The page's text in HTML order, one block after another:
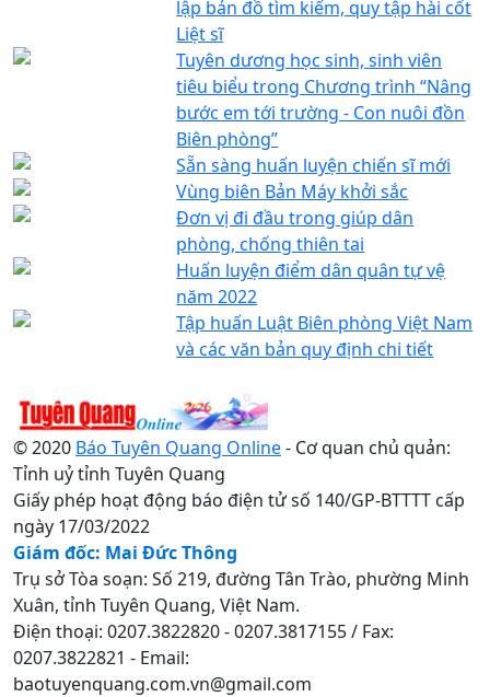
lập bản đồ tìm kiếm, quy tập hài cốt
Liệt sĩ
Tuyên dương học sinh, sinh viên
tiêu biểu trong Chương trình “Nâng
bước em tới trường - Con nuôi đồn
Biên phòng”
Sẵn sàng huấn luyện chiến sĩ mới
Vùng biên Bản Máy khởi sắc
Đơn vị đi đầu trong giúp dân
phòng, chống thiên tai
Huấn luyện điểm dân quân tự vệ
năm 2022
Tập huấn Luật Biên phòng Việt Nam
và các văn bản quy định chi tiết
© 2020 Báo Tuyên Quang Online- Cơ quan chủ quản:
Tỉnh uỷ tỉnh Tuyên Quang
Giấy phép hoạt động báo điện tử số 140/GP-BTTTT cấp
ngày 17/03/2022
Giám đốc: Mai Đức Thông
Trụ sở Tòa soạn: Số 219, đường Tân Trào, phường Minh
Xuân, tỉnh Tuyên Quang, Việt Nam.
Điện thoại: 0207.3822820 - 0207.3817155 / Fax:
0207.3822821 - Email:
baotuyenquang.com.vn@gmail.com